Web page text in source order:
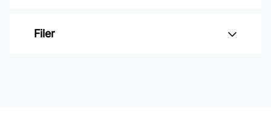
Varumärke: Midbec Tapeter
Filer